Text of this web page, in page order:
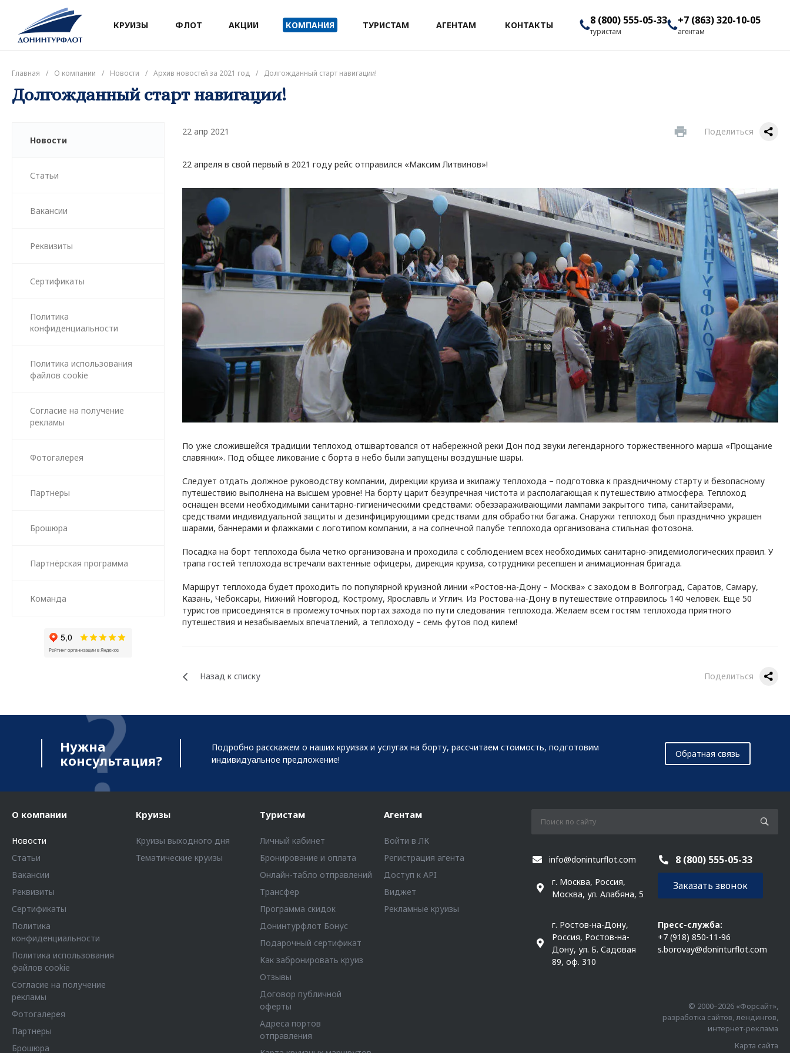
КРУИЗЫ ФЛОТ АКЦИИ КОМПАНИЯ ТУРИСТАМ АГЕНТАМ КОНТАКТЫ 8 (800) 555-05-33
туристам
+7 (863) 320-10-05
агентам
Главная / О компании / Новости / Архив новостей за 2021 год / Долгожданный старт навигации!
Долгожданный старт навигации!
Новости
Статьи
Вакансии
Реквизиты
Сертификаты
Политика
конфиденциальности
Политика использования
файлов cookie
Согласие на получение
рекламы
Фотогалерея
Партнеры
Брошюра
Партнёрская программа
Команда
22 апр 2021 Поделиться
22 апреля в свой первый в 2021 году рейс отправился «Максим Литвинов»!
По уже сложившейся традиции теплоход отшвартовался от набережной реки Дон под звуки легендарного торжественного марша «Прощание
славянки». Под общее ликование с борта в небо были запущены воздушные шары.
Следует отдать должное руководству компании, дирекции круиза и экипажу теплохода – подготовка к праздничному старту и безопасному
путешествию выполнена на высшем уровне! На борту царит безупречная чистота и располагающая к путешествию атмосфера. Теплоход
оснащен всеми необходимыми санитарно-гигиеническими средствами: обеззараживающими лампами закрытого типа, санитайзерами,
средствами индивидуальной защиты и дезинфицирующими средствами для обработки багажа. Снаружи теплоход был празднично украшен
шарами, баннерами и флажками с логотипом компании, а на солнечной палубе теплохода организована стильная фотозона.
Посадка на борт теплохода была четко организована и проходила с соблюдением всех необходимых санитарно-эпидемиологических правил. У
трапа гостей теплохода встречали вахтенные офицеры, дирекция круиза, сотрудники ресепшен и анимационная бригада.
Маршрут теплохода будет проходить по популярной круизной линии «Ростов-на-Дону – Москва» с заходом в Волгоград, Саратов, Самару,
Казань, Чебоксары, Нижний Новгород, Кострому, Ярославль и Углич. Из Ростова-на-Дону в путешествие отправилось 140 человек. Еще 50
туристов присоединятся в промежуточных портах захода по пути следования теплохода. Желаем всем гостям теплохода приятного
путешествия и незабываемых впечатлений, а теплоходу – семь футов под килем!
Назад к списку Поделиться
Нужна
консультация?
Подробно расскажем о наших круизах и услугах на борту, рассчитаем стоимость, подготовим
индивидуальное предложение!
Обратная связь
О компании
Новости
Статьи
Вакансии
Реквизиты
Сертификаты
Политика
конфиденциальности
Политика использования
файлов cookie
Согласие на получение
рекламы
Фотогалерея
Партнеры
Брошюра
Круизы
Круизы выходного дня
Тематические круизы
Туристам
Личный кабинет
Бронирование и оплата
Онлайн-табло отправлений
Трансфер
Программа скидок
Донинтурфлот Бонус
Подарочный сертификат
Как забронировать круиз
Отзывы
Договор публичной
оферты
Адреса портов
отправления
Агентам
Войти в ЛК
Регистрация агента
Доступ к API
Виджет
Рекламные круизы
info@doninturflot.com 8 (800) 555-05-33
г. Москва, Россия,
Москва, ул. Алабяна, 5
г. Ростов-на-Дону,
Россия, Ростов-на-
Дону, ул. Б. Садовая
89, оф. 310
Заказать звонок
Пресс-служба:
+7 (918) 850-11-96
s.borovay@doninturflot.com
© 2000–2026 «Форсайт»,
разработка сайтов, лендингов,
интернет-реклама
Карта сайта